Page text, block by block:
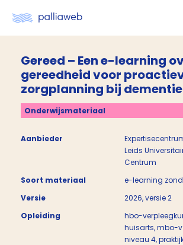
Gereed – Een e-learning
gereedheid voor
zorgplanning bij dementie
Onderwijsmateriaal
Aanbieder
Leids
Centrum
Soort materiaal
e-learning
Versie
2026, versie 2
Opleiding
hbo-
huisarts, mbo-
niveau 4,